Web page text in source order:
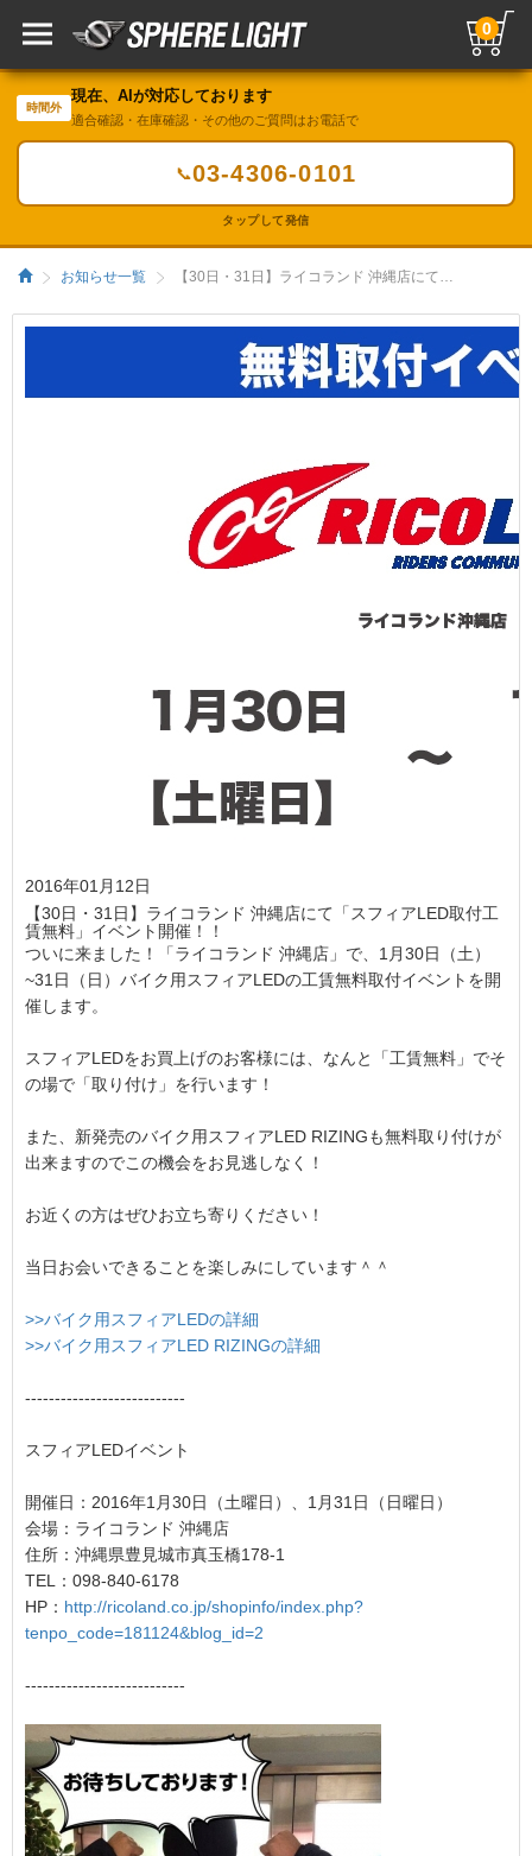
0
時間外
現在、AIが対応しております
適合確認・在庫確認・その他のご質問はお電話で
📞03-4306-0101
タップして発信
お知らせ一覧 【30日・31日】ライコランド 沖縄店にて「スフィアLED取付工賃無料」イベント開催！！／HIDキット｜LEDヘッドライト販売のスフィアライト
2016年01月12日
【30日・31日】ライコランド 沖縄店にて「スフィアLED取付工
賃無料」イベント開催！！
ついに来ました！「ライコランド 沖縄店」で、1月30日（土）
~31日（日）バイク用スフィアLEDの工賃無料取付イベントを開
催します。
スフィアLEDをお買上げのお客様には、なんと「工賃無料」でそ
の場で「取り付け」を行います！
また、新発売のバイク用スフィアLED RIZINGも無料取り付けが
出来ますのでこの機会をお見逃しなく！
お近くの方はぜひお立ち寄りください！
当日お会いできることを楽しみにしています＾＾
>>バイク用スフィアLEDの詳細
>>バイク用スフィアLED RIZINGの詳細
---------------------------
スフィアLEDイベント
開催日：2016年1月30日（土曜日）、1月31日（日曜日）
会場：ライコランド 沖縄店
住所：沖縄県豊見城市真玉橋178-1
TEL：098-840-6178
HP： http://ricoland.co.jp/shopinfo/index.php?
tenpo_code=181124&blog_id=2
---------------------------